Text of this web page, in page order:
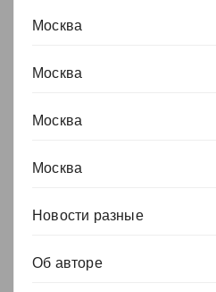
Москва
Москва
Москва
Москва
Новости разные
Об авторе